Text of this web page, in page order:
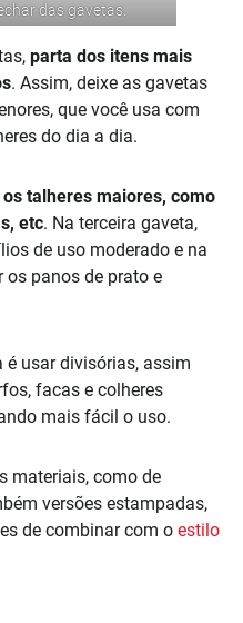
das gavetas.
parta dos itens mais
. Assim, deixe as gavetas
que você usa com
do dia a dia.
talheres maiores, como
etc. Na terceira gaveta,
de uso moderado e na
panos de prato e
é usar divisórias, assim
facas e colheres
mais fácil o uso.
materiais, como de
versões estampadas,
de combinar com o estilo